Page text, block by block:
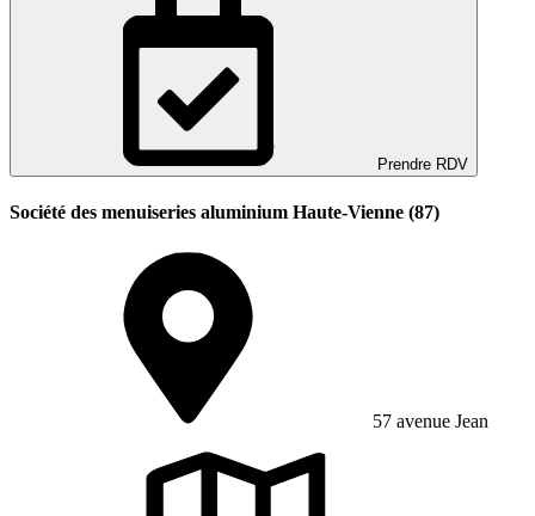
Prendre RDV
Société des menuiseries aluminium Haute-Vienne (87)
57 avenue Jean